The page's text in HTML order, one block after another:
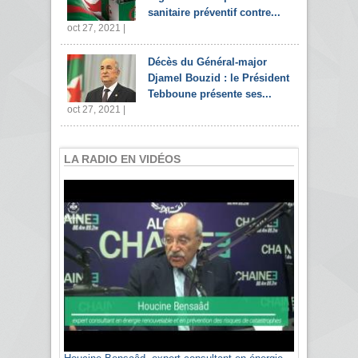
sanitaire préventif contre...
oct 27, 2021 |
Décès du Général-major
Djamel Bouzid : le Président
Tebboune présente ses...
oct 27, 2021 |
LA RADIO EN VIDÉOS